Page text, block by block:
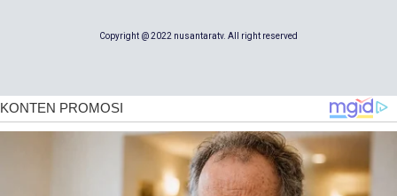
Copyright @ 2022 nusantaratv. All right reserved